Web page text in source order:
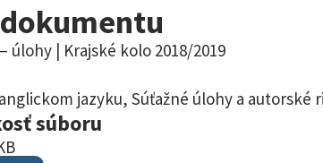
úlohy | Krajské kolo 2018/2019
jazyku, Súťažné úlohy a autorské
súboru